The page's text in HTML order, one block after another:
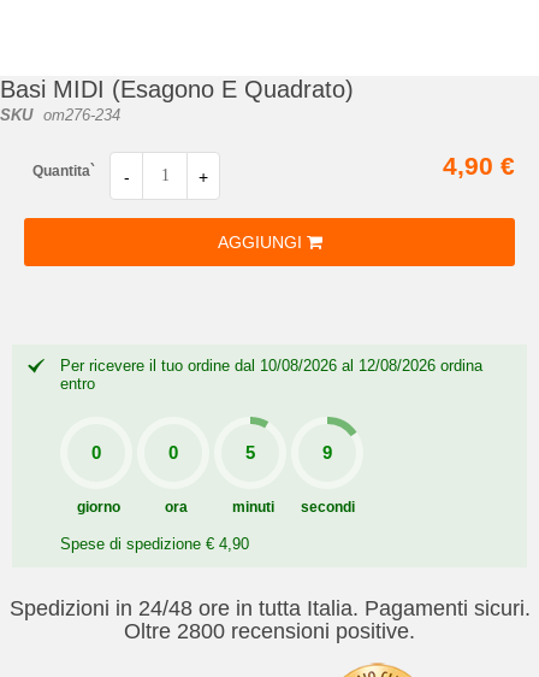
galleria
di
immagini
Basi MIDI (esagono E Quadrato)
SKU om276-234
Quantita` - +
AGGIUNGI
4,90 €
Per ricevere il tuo ordine dal 10/08/2026 al 12/08/2026 ordina
entro
giorno ora minuti secondi
Spese di spedizione € 4,90
Spedizioni in 24/48 ore in tutta Italia. Pagamenti sicuri.
Oltre 2800 recensioni positive.